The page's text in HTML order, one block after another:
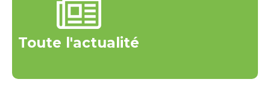
Toute l'actualité